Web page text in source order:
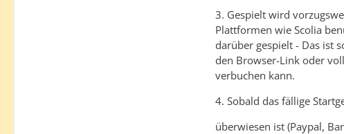
3. Gespielt wird
Plattformen wie Scolia
darüber gespielt - Das ist
den Browser-Link oder
verbuchen kann.
4. Sobald das fällige
überwiesen ist (Paypal,